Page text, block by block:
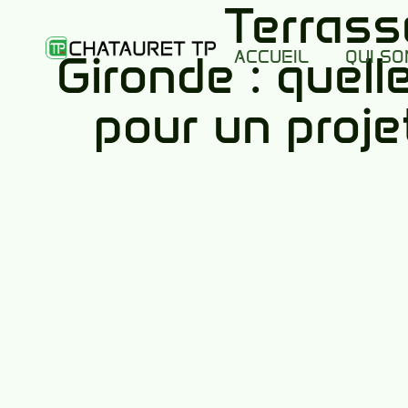
ACCUEIL QUI
Gironde :
pour un